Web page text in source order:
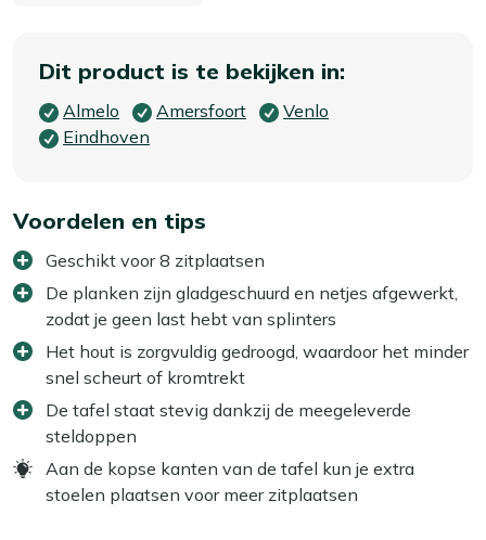
Dit product is te bekijken in:
Almelo Amersfoort
Venlo
Eindhoven
Voordelen en tips
Geschikt voor 8 zitplaatsen
De planken zijn gladgeschuurd en netjes afgewerkt,
zodat je geen last hebt van splinters
Het hout is zorgvuldig gedroogd, waardoor het minder
snel scheurt of kromtrekt
De tafel staat stevig dankzij de meegeleverde
steldoppen
Aan de kopse kanten van de tafel kun je extra
stoelen plaatsen voor meer zitplaatsen